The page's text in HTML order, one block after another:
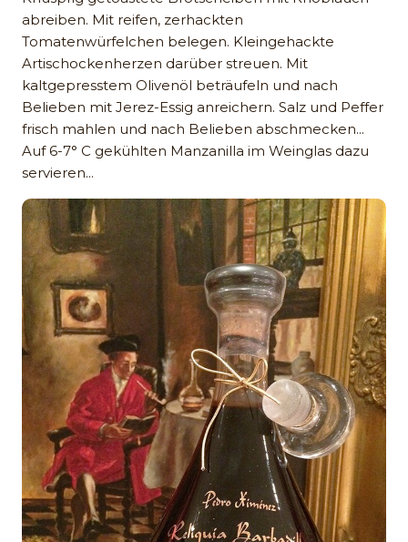
abreiben. Mit reifen, zerhackten
Tomatenwürfelchen belegen. Kleingehackte
Artischockenherzen darüber streuen. Mit
kaltgepresstem Olivenöl beträufeln und nach
Belieben mit Jerez-Essig anreichern. Salz und Peffer
frisch mahlen und nach Belieben abschmecken...
Auf 6-7° C gekühlten Manzanilla im Weinglas dazu
servieren...